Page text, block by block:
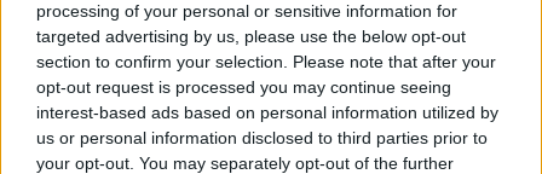
processing of your personal or sensitive information for
targeted advertising by us, please use the below opt-out
section to confirm your selection. Please note that after your
opt-out request is processed you may continue seeing
interest-based ads based on personal information utilized by
us or personal information disclosed to third parties prior to
your opt-out. You may separately opt-out of the further
LEGFRISSEBB
Országos hírek
Megérkezett az eső a Duna vízgyűjtőjére